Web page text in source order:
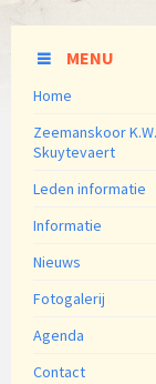
MENU
Home
Zeemanskoor
Skuytevaert
Leden informatie
Informatie
Nieuws
Fotogalerij
Agenda
Contact